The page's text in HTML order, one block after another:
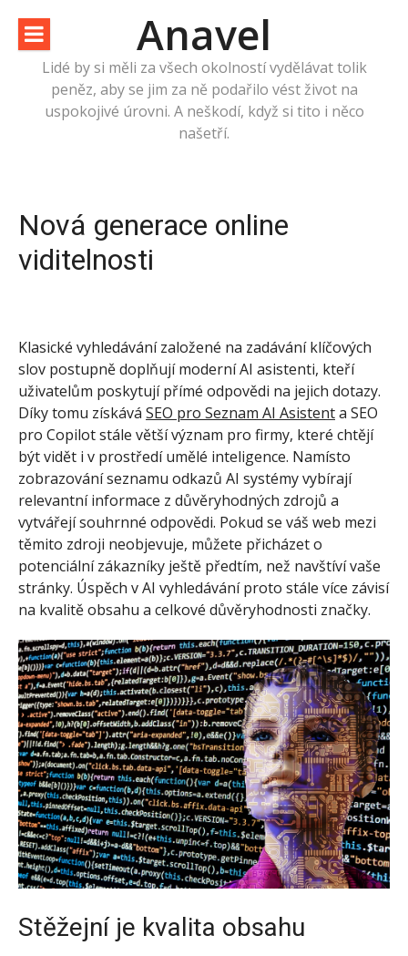
obsah
Anavel
Lidé by si měli za všech okolností vydělávat tolik
peněz, aby se jim za ně podařilo vést život na
uspokojivé úrovni. A neškodí, když si tito i něco
našetří.
Nová generace online
viditelnosti
Klasické vyhledávání založené na zadávání klíčových
slov postupně doplňují moderní AI asistenti, kteří
uživatelům poskytují přímé odpovědi na jejich dotazy.
Díky tomu získává SEO pro Seznam AI Asistenta SEO
pro Copilot stále větší význam pro firmy, které chtějí
být vidět i v prostředí umělé inteligence. Namísto
zobrazování seznamu odkazů AI systémy vybírají
relevantní informace z důvěryhodných zdrojů a
vytvářejí souhrnné odpovědi. Pokud se váš web mezi
těmito zdroji neobjevuje, můžete přicházet o
potenciální zákazníky ještě předtím, než navštíví vaše
stránky. Úspěch v AI vyhledávání proto stále více závisí
na kvalitě obsahu a celkové důvěryhodnosti značky.
Stěžejní je kvalita obsahu